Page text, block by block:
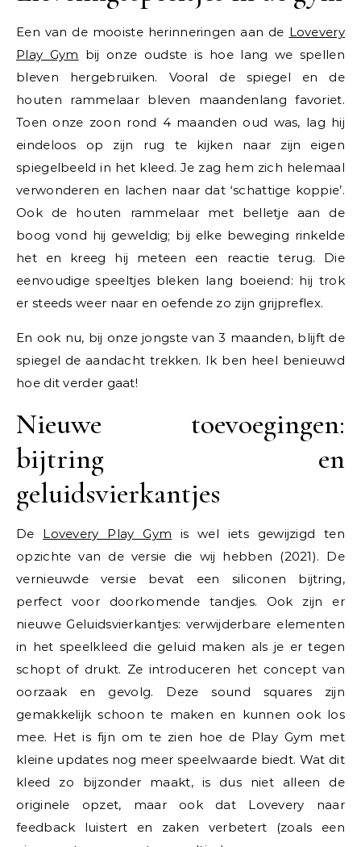
Een van de mooiste herinneringen aan de Lovevery
Play Gym bij onze oudste is hoe lang we spellen
bleven hergebruiken. Vooral de spiegel en de
houten rammelaar bleven maandenlang favoriet.
Toen onze zoon rond 4 maanden oud was, lag hij
eindeloos op zijn rug te kijken naar zijn eigen
spiegelbeeld in het kleed. Je zag hem zich helemaal
verwonderen en lachen naar dat ‘schattige koppie’.
Ook de houten rammelaar met belletje aan de
boog vond hij geweldig; bij elke beweging rinkelde
het en kreeg hij meteen een reactie terug. Die
eenvoudige speeltjes bleken lang boeiend: hij trok
er steeds weer naar en oefende zo zijn grijpreflex.
En ook nu, bij onze jongste van 3 maanden, blijft de
spiegel de aandacht trekken. Ik ben heel benieuwd
hoe dit verder gaat!
Nieuwe toevoegingen:
bijtring en
geluidsvierkantjes
De Lovevery Play Gym is wel iets gewijzigd ten
opzichte van de versie die wij hebben (2021). De
vernieuwde versie bevat een siliconen bijtring,
perfect voor doorkomende tandjes. Ook zijn er
nieuwe Geluidsvierkantjes: verwijderbare elementen
in het speelkleed die geluid maken als je er tegen
schopt of drukt. Ze introduceren het concept van
oorzaak en gevolg. Deze sound squares zijn
gemakkelijk schoon te maken en kunnen ook los
mee. Het is fijn om te zien hoe de Play Gym met
kleine updates nog meer speelwaarde biedt. Wat dit
kleed zo bijzonder maakt, is dus niet alleen de
originele opzet, maar ook dat Lovevery naar
feedback luistert en zaken verbetert (zoals een